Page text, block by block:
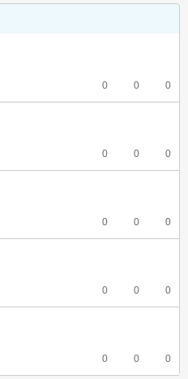
0 0 0
0 0 0
0 0 0
0 0 0
0 0 0